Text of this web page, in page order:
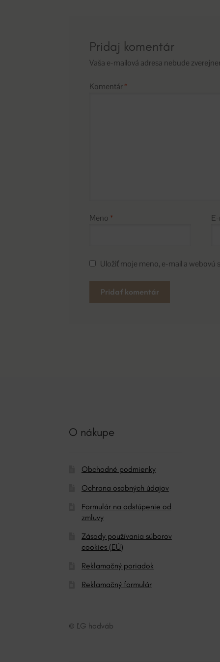
Pridaj komentár
Vaša e-mailová adresa nebude
Komentár*
Meno *
Uložiť moje meno, e-mail a
e
O nákupe
Obchodné podmienky
Ochrana osobných údajov
Formulár na odstúpenie od
zmluvy
Zásady používania súborov
cookies (EÚ)
Reklamačný poriadok
Reklamačný formulár
© ĽG hodváb